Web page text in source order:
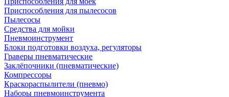
Приспособления для пылесосов
Пылесосы
Средства для мойки
Пневмоинструмент
Блоки подготовки воздуха, регуляторы
Граверы пневматические
Заклёпочники (пневматические)
Компрессоры
Краскораспылители (пневмо)
Наборы пневмоинструмента